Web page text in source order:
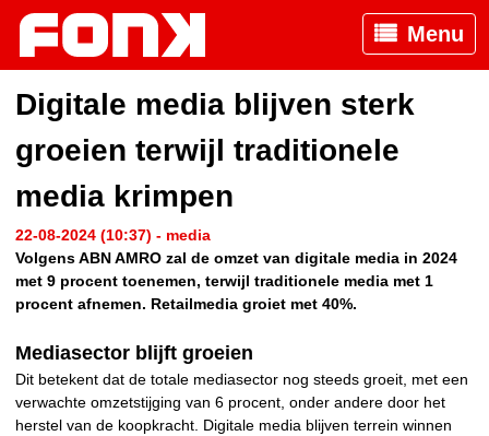
Menu
Digitale media blijven sterk
groeien terwijl traditionele
media krimpen
22-08-2024 (10:37) - media
Volgens ABN AMRO zal de omzet van digitale media in 2024
met 9 procent toenemen, terwijl traditionele media met 1
procent afnemen. Retailmedia groiet met 40%.
Mediasector blijft groeien
Dit betekent dat de totale mediasector nog steeds groeit, met een
verwachte omzetstijging van 6 procent, onder andere door het
herstel van de koopkracht. Digitale media blijven terrein winnen